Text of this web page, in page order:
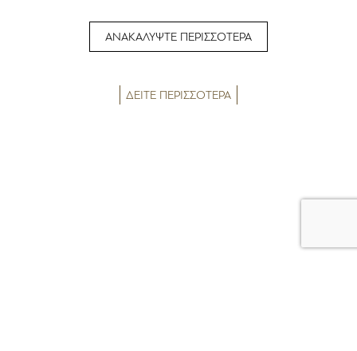
ΑΝΑΚΑΛΥΨΤΕ ΠΕΡΙΣΣΟΤΕΡΑ
ΔΕΙΤΕ ΠΕΡΙΣΣΟΤΕΡΑ